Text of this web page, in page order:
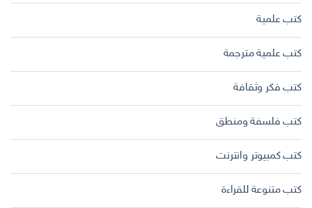
كتب علمية
كتب علمية مترجمة
كتب فكر وثقافة
كتب فلسفة ومنطق
كتب كمبيوتر وانترنت
كتب متنوعة للقراءة